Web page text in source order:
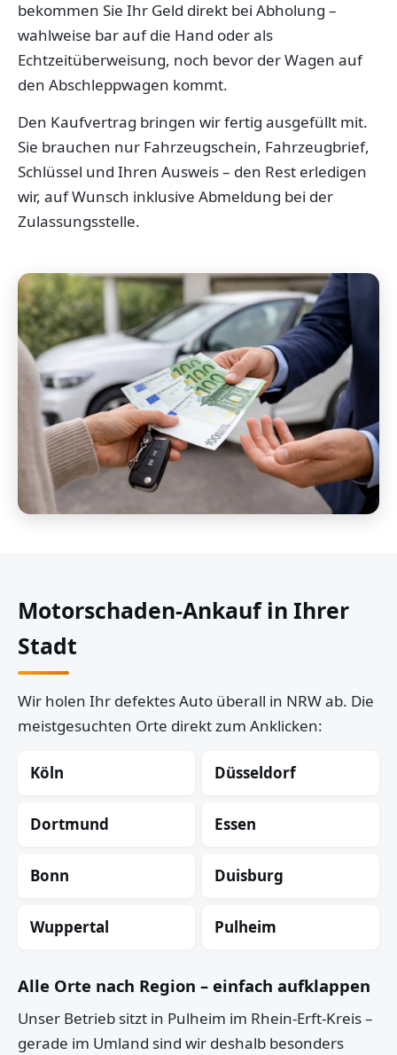
bekommen Sie Ihr Geld direkt bei Abholung –
wahlweise bar auf die Hand oder als
Echtzeitüberweisung, noch bevor der Wagen auf
den Abschleppwagen kommt.
Den Kaufvertrag bringen wir fertig ausgefüllt mit.
Sie brauchen nur Fahrzeugschein, Fahrzeugbrief,
Schlüssel und Ihren Ausweis – den Rest erledigen
wir, auf Wunsch inklusive Abmeldung bei der
Zulassungsstelle.
Motorschaden-Ankauf in Ihrer
Stadt
Wir holen Ihr defektes Auto überall in NRW ab. Die
meistgesuchten Orte direkt zum Anklicken:
Köln Düsseldorf
Dortmund Essen
Bonn Duisburg
Wuppertal Pulheim
Alle Orte nach Region – einfach aufklappen
Unser Betrieb sitzt in Pulheim im Rhein-Erft-Kreis –
gerade im Umland sind wir deshalb besonders